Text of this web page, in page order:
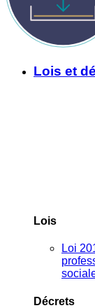
Lois et
Lois
Loi
Décrets